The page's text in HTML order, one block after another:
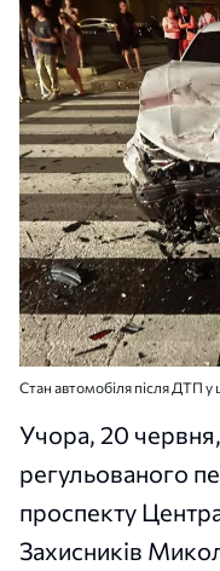
Стан автомобіля після ДТП у
Учора, 20
регульованого
проспекту
Захисників